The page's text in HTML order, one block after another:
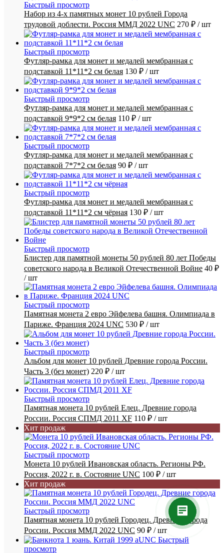
Быстрый просмотр
Набор из 4-х памятных монет 10 рублей Города
трудовой доблести. Россия ММД 2022 UNC 270 ₽ / шт
Быстрый просмотр
Футляр-рамка для монет и медалей мембранная с
подставкой 11*11*2 см белая 130 ₽ / шт
Быстрый просмотр
Футляр-рамка для монет и медалей мембранная с
подставкой 9*9*2 см белая 110 ₽ / шт
Быстрый просмотр
Футляр-рамка для монет и медалей мембранная с
подставкой 7*7*2 см белая 90 ₽ / шт
Быстрый просмотр
Футляр-рамка для монет и медалей мембранная с
подставкой 11*11*2 см чёрная 130 ₽ / шт
Быстрый просмотр
Блистер для памятной монеты 50 рублей 80 лет Победы
советского народа в Великой Отечественной Войне 40 ₽
/ шт
Быстрый просмотр
Памятная монета 2 евро Эйфелева башня. Олимпиада в
Париже. Франция 2024 UNC 530 ₽ / шт
Быстрый просмотр
Альбом для монет 10 рублей Древние города России.
Часть 3 (без монет) 220 ₽ / шт
Быстрый просмотр
Памятная монета 10 рублей Елец. Древние города
России. Россия СПМД 2011 XF 110 ₽ / шт
Хит продаж
Быстрый просмотр
Монета 10 рублей Ивановская область. Регионы РФ.
Россия, 2022 г. в. Состояние UNC 100 ₽ / шт
Хит продаж
Быстрый просмотр
Памятная монета 10 рублей Городец. Древние города
России. Россия ММД 2022 UNC 90 ₽ / шт
Быстрый
просмотр